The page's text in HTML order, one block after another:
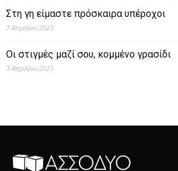
Στη γη είμαστε πρόσκαιρα υπέροχοι
7 Απριλίου 2023
Οι στιγμές μαζί σου, κομμένο γρασίδι
3 Απριλίου 2023